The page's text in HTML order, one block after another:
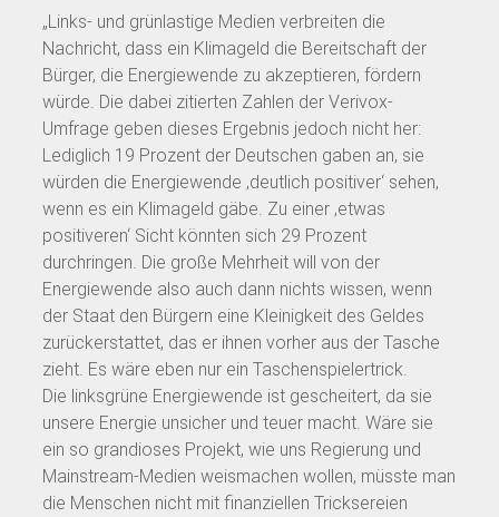
„Links- und grünlastige Medien verbreiten die
Nachricht, dass ein Klimageld die Bereitschaft der
Bürger, die Energiewende zu akzeptieren, fördern
würde. Die dabei zitierten Zahlen der Verivox-
Umfrage geben dieses Ergebnis jedoch nicht her:
Lediglich 19 Prozent der Deutschen gaben an, sie
würden die Energiewende ‚deutlich positiver‘ sehen,
wenn es ein Klimageld gäbe. Zu einer ‚etwas
positiveren‘ Sicht könnten sich 29 Prozent
durchringen. Die große Mehrheit will von der
Energiewende also auch dann nichts wissen, wenn
der Staat den Bürgern eine Kleinigkeit des Geldes
zurückerstattet, das er ihnen vorher aus der Tasche
zieht. Es wäre eben nur ein Taschenspielertrick.
Die linksgrüne Energiewende ist gescheitert, da sie
unsere Energie unsicher und teuer macht. Wäre sie
ein so grandioses Projekt, wie uns Regierung und
Mainstream-Medien weismachen wollen, müsste man
die Menschen nicht mit finanziellen Tricksereien